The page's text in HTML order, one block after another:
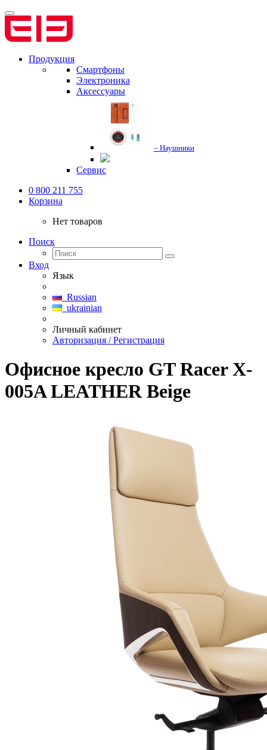
Продукция
Смартфоны
Электроника
Аксессуары
– Наушники
Сервис
0 800 211 755
Корзина
Нет товаров
Поиск
Вход
Язык
Russian
ukrainian
Личный кабинет
Авторизация / Регистрация
Офисное кресло GT Racer X-
005A LEATHER Beige